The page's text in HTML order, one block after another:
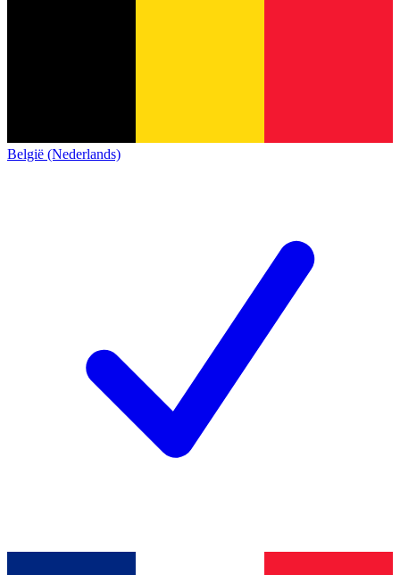
België (Nederlands)